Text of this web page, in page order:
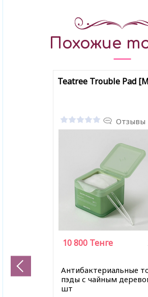
Похожие
Teatree Trouble Pad
Отзывы
Антибактериальные
пэды с чайным
шт
10 800 Тенге